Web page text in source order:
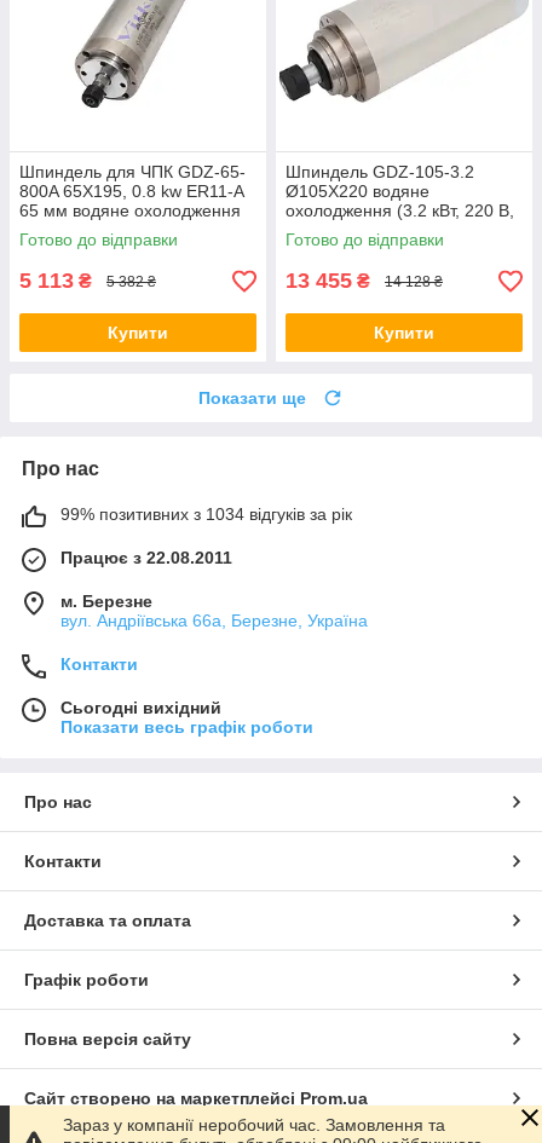
Шпиндель для ЧПК GDZ-65-
800A 65X195, 0.8 kw ER11-A
65 мм водяне охолодження
Готово до відправки
5 113 ₴ 5 382 ₴
Купити
Шпиндель GDZ-105-3.2
Ø105Х220 водяне
охолодження (3.2 кВт, 220 В,
11.5 А, ER20)
Готово до відправки
13 455 ₴ 14 128 ₴
Купити
Показати ще
Про нас
99% позитивних з 1034 відгуків за рік
Працює з 22.08.2011
м. Березне
вул. Андріївська 66а, Березне, Україна
Контакти
Сьогодні вихідний
Показати весь графік роботи
Про нас
Контакти
Доставка та оплата
Графік роботи
Повна версія сайту
Сайт створено на маркетплейсі Prom.ua
Зараз у компанії неробочий час. Замовлення та